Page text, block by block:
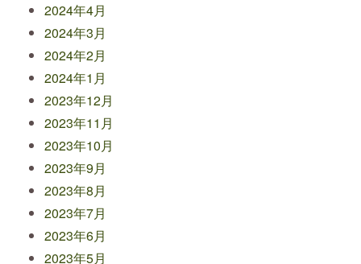
2024年4月
2024年3月
2024年2月
2024年1月
2023年12月
2023年11月
2023年10月
2023年9月
2023年8月
2023年7月
2023年6月
2023年5月